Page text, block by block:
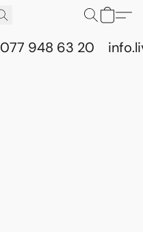
077 948 63 20